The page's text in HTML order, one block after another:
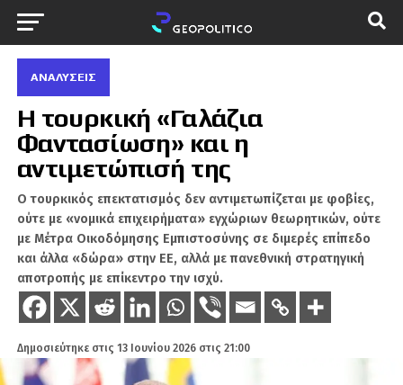
ΑΝΑΛΎΣΕΙΣ
Η τουρκική «Γαλάζια
Φαντασίωση» και η
αντιμετώπισή της
Ο τουρκικός επεκτατισμός δεν αντιμετωπίζεται με φοβίες,
ούτε με «νομικά επιχειρήματα» εγχώριων θεωρητικών, ούτε
με Μέτρα Οικοδόμησης Εμπιστοσύνης σε διμερές επίπεδο
και άλλα «δώρα» στην ΕΕ, αλλά με πανεθνική στρατηγική
αποτροπής με επίκεντρο την ισχύ.
Δημοσιεύτηκε στις 13 Ιουνίου 2026 στις 21:00